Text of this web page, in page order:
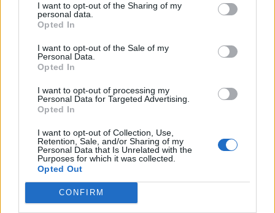
I want to opt-out of the Sharing of my
personal data.
Opted In
I want to opt-out of the Sale of my
Personal Data.
Opted In
I want to opt-out of processing my
Personal Data for Targeted Advertising.
Opted In
I want to opt-out of Collection, Use,
Retention, Sale, and/or Sharing of my
Personal Data that Is Unrelated with the
Purposes for which it was collected.
Opted Out
CONFIRM
πραγματοποιήθηκαν στην ΕΛΣ τον Οκτώβριο του
της παραγωγής υπογράφει η διεμφυλική
Στρέλλας ερμηνεύει ηΛέττα Κάππα , της Μαίρης η
Ιωάννα Ζαμ-Πέτρου
Τσιτουρίδου-Μάγια. Στη διανομή συμμετέχουν
επίσης:Αναστασία Κότσαλη(Κάλλας),
Ψύρρας(Γιώργος),Νίκος Σπανάτης(Άλεξ),Νίκος
Ζιάζιαρης(Αντώνης, Μπάτσος Α΄, Γιούρι),